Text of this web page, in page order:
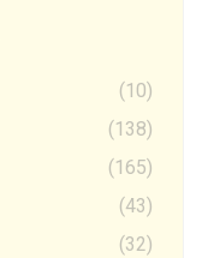
(10)
(138)
(165)
(43)
(32)